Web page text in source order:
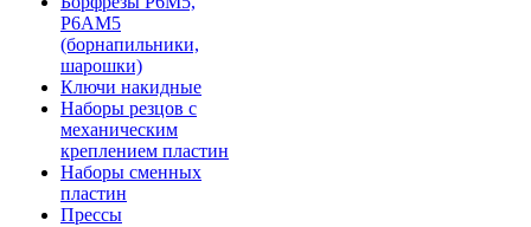
Р6АМ5
(борнапильники,
шарошки)
Ключи накидные
Наборы резцов с
механическим
креплением пластин
Наборы сменных
пластин
Прессы